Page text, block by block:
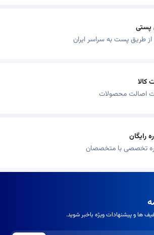
پستی
از طریق پست به سراسر ایران
کالا
اصالت محصولات
رایگان
تخصصی با متخصصان
ها و پیشنهادات ویژه باخبر شوید.